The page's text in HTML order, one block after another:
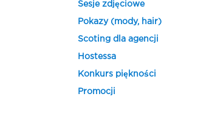
Sesje zdjęciowe
Pokazy (mody, hair)
Scoting dla agencji
Hostessa
Konkurs piękności
Promocji